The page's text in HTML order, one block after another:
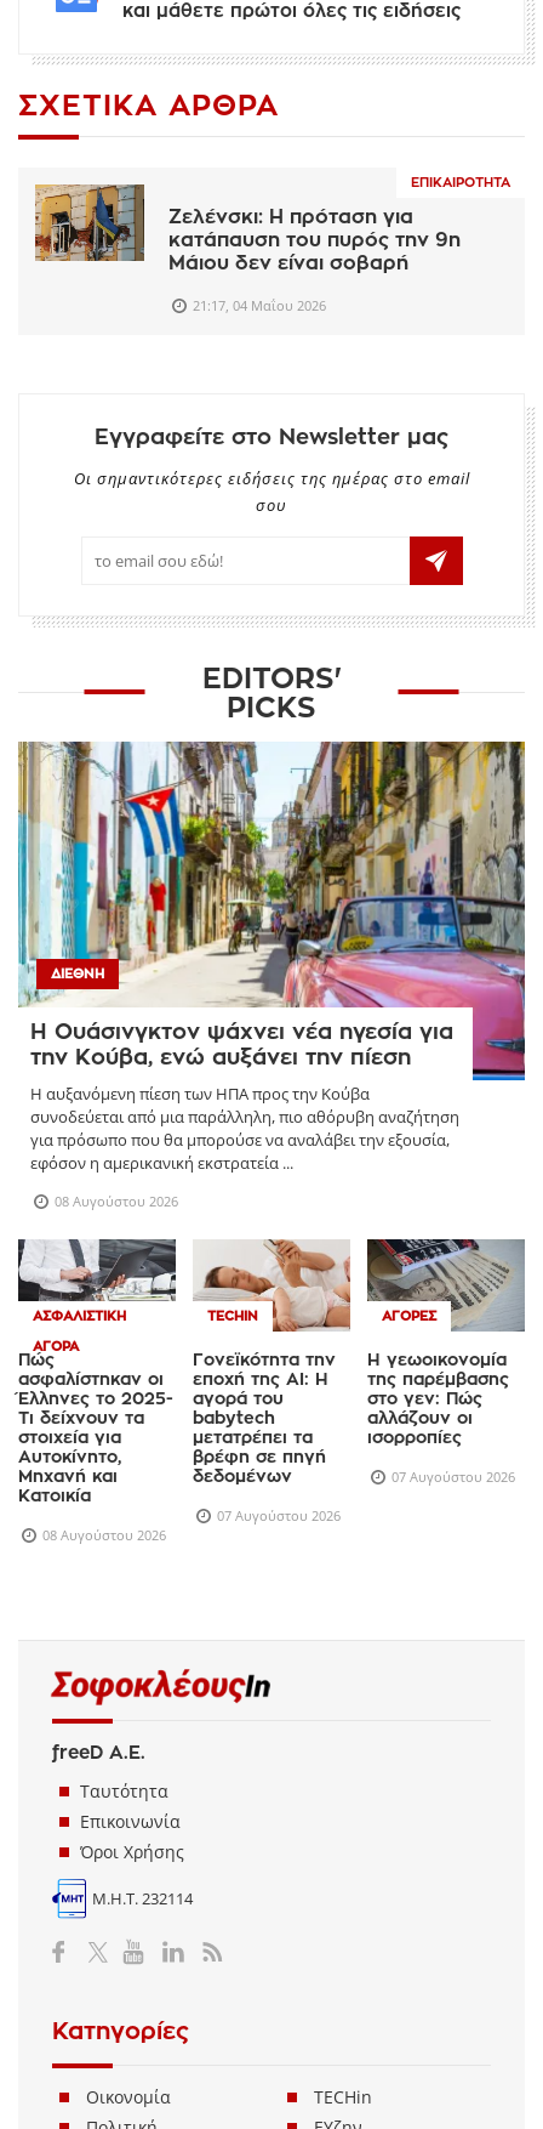
και μάθετε πρώτοι όλες τις ειδήσεις
ΣΧΕΤΙΚΆ ΆΡΘΡΑ
ΕΠΙΚΑΙΡΌΤΗΤΑ
Ζελένσκι: H πρόταση για
κατάπαυση του πυρός την 9η
Μάιου δεν είναι σοβαρή
21:17, 04 Μαΐου 2026
Εγγραφείτε στο Newsletter μας
Οι σημαντικότερες ειδήσεις της ημέρας στο email
σου
EDITORS'
PICKS
ΔΙΕΘΝΉ
Η Ουάσινγκτον ψάχνει νέα ηγεσία για
την Κούβα, ενώ αυξάνει την πίεση
Η αυξανόμενη πίεση των ΗΠΑ προς την Κούβα
συνοδεύεται από μια παράλληλη, πιο αθόρυβη αναζήτηση
για πρόσωπο που θα μπορούσε να αναλάβει την εξουσία,
εφόσον η αμερικανική εκστρατεία ...
08 Αυγούστου 2026
ΑΣΦΑΛΙΣΤΙΚΉ
ΑΓΟΡΆ
Πώς
ασφαλίστηκαν οι
Έλληνες το 2025-
Τι δείχνουν τα
στοιχεία για
Αυτοκίνητο,
Μηχανή και
Κατοικία
08 Αυγούστου 2026
TECHIN
Γονεϊκότητα την
εποχή της AI: Η
αγορά του
babytech
μετατρέπει τα
βρέφη σε πηγή
δεδομένων
07 Αυγούστου 2026
ΑΓΟΡΈΣ
Η γεωοικονομία
της παρέμβασης
στο γεν: Πώς
αλλάζουν οι
ισορροπίες
07 Αυγούστου 2026
freeD Α.Ε.
Ταυτότητα
Επικοινωνία
Όροι Χρήσης
Μ.Η.Τ. 232114
Κατηγορίες
Οικονομία
TECHin